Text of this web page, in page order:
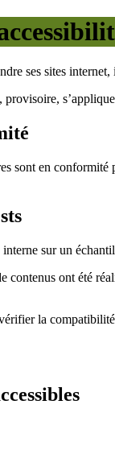
ses sites
sont en
sur un
contenus ont été
la